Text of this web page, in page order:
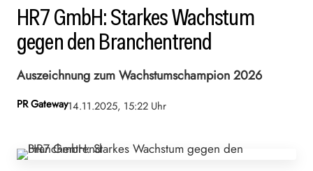
HR7 GmbH: Starkes Wachstum
gegen den Branchentrend
Auszeichnung zum Wachstumschampion 2026
PR Gateway14.11.2025, 15:22 Uhr